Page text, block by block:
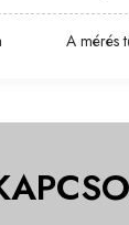
A mérés